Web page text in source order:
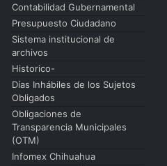
Contabilidad Gubernamental
Presupuesto Ciudadano
Sistema institucional de
archivos
Historico-
Días Inhábiles de los Sujetos
Obligados
Obligaciones de
Transparencia Municipales
(OTM)
Infomex Chihuahua